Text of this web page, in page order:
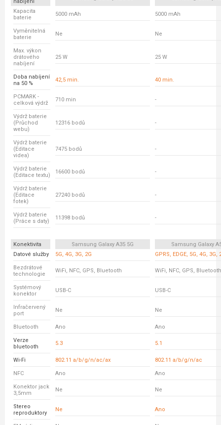
Kapacita
baterie
5000 mAh 5000 mAh
Vyměnitelná
baterie
Ne Ne
Max. výkon
drátového
nabíjení
25 W 25 W
Doba nabíjení
na 50 %
42,5 min. 40 min.
PCMARK -
celková výdrž
710 min -
Výdrž baterie
(Průchod
webu)
12316 bodů -
Výdrž baterie
(Editace
videa)
7475 bodů -
Výdrž baterie
(Editace textu)
16600 bodů -
Výdrž baterie
(Editace
fotek)
27240 bodů -
Výdrž baterie
(Práce s daty)
11398 bodů -
Konektivita Samsung Galaxy A35 5G
Samsung Galaxy
Datové služby
5G, 4G, 3G, 2G GPRS, EDGE, 5G, 4G, 3G,
Bezdrátové
technologie
WiFi, NFC, GPS, Bluetooth WiFi, NFC, GPS, Bluetooth
Systémový
konektor
USB-C USB-C
Infračervený
port
Ne Ne
Bluetooth Ano Ano
Verze
bluetooth
5.3 5.1
Wi-Fi 802.11 a/b/g/n/ac/ax 802.11 a/b/g/n/ac
NFC Ano Ano
Konektor jack
3,5mm
Ne Ne
Stereo
reproduktory
Ne Ano